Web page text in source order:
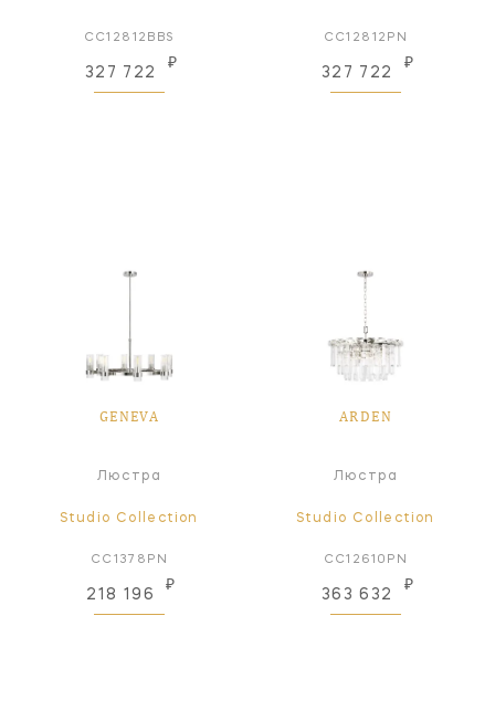
CC12812BBS
327 722
₽
CC12812PN
327 722
₽
GENEVA
Люстра
Studio Collection
CC1378PN
218 196
₽
ARDEN
Люстра
Studio Collection
CC12610PN
363 632
₽